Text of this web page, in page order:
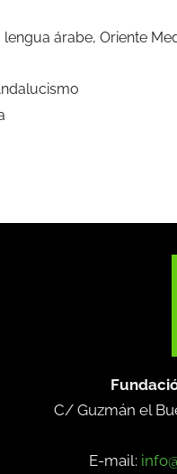
árabe, Oriente
C/ Guzmán el
E-mail: